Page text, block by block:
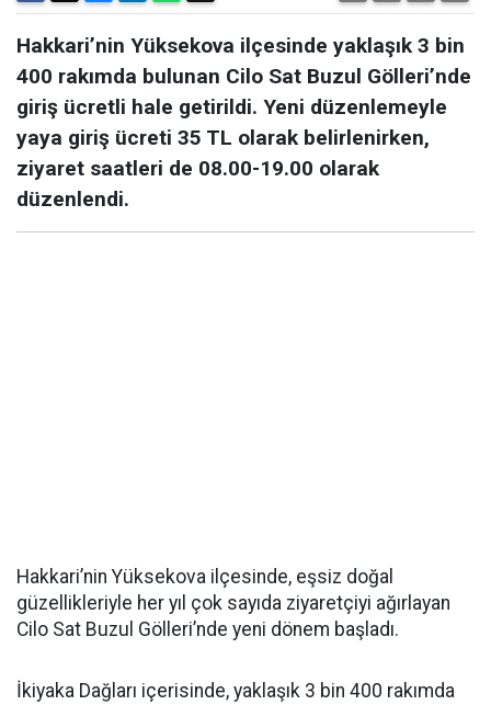
Hakkari’nin Yüksekova ilçesinde yaklaşık 3 bin
400 rakımda bulunan Cilo Sat Buzul Gölleri’nde
giriş ücretli hale getirildi. Yeni düzenlemeyle
yaya giriş ücreti 35 TL olarak belirlenirken,
ziyaret saatleri de 08.00-19.00 olarak
düzenlendi.
Hakkari’nin Yüksekova ilçesinde, eşsiz doğal
güzellikleriyle her yıl çok sayıda ziyaretçiyi ağırlayan
Cilo Sat Buzul Gölleri’nde yeni dönem başladı.
İkiyaka Dağları içerisinde, yaklaşık 3 bin 400 rakımda